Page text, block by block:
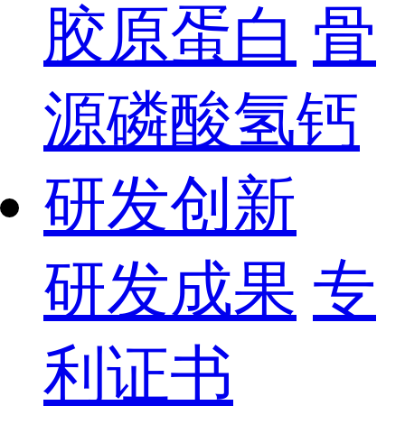
胶原蛋白 骨
源磷酸氢钙
研发创新
研发成果 专
利证书